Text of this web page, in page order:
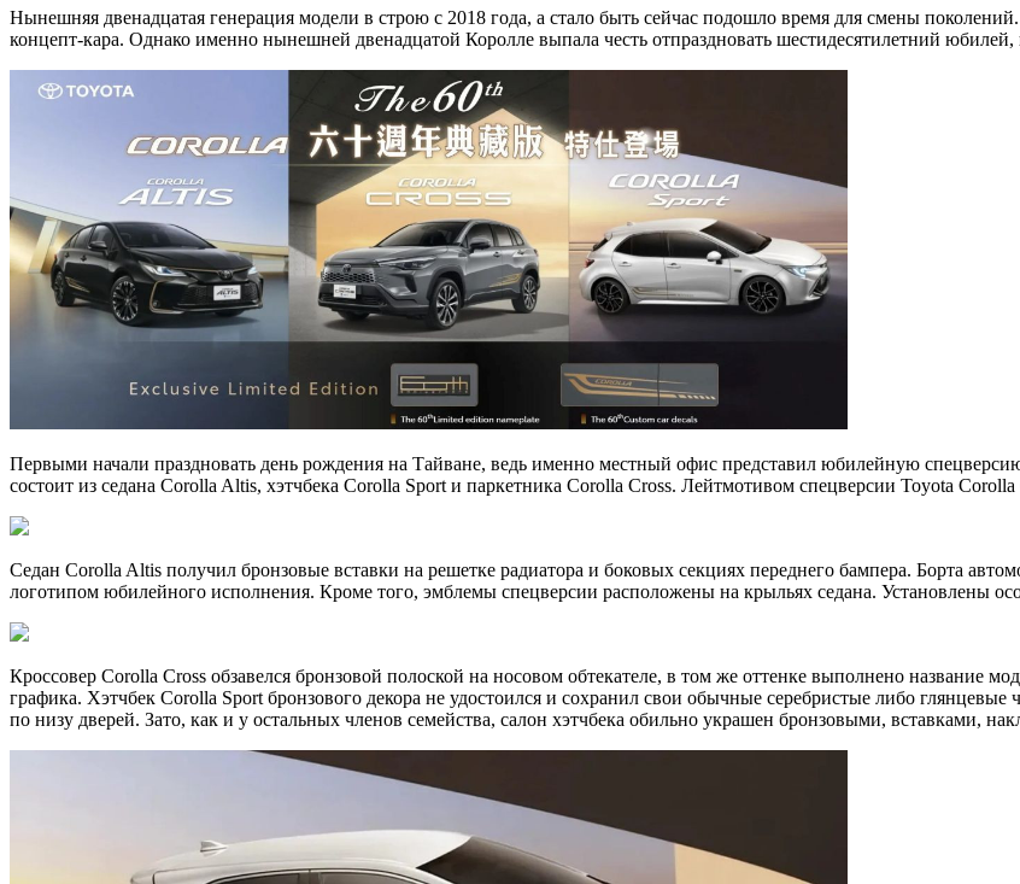
Нынешняя двенадцатая генерация модели в строю с 2018 года, а стало быть сейчас подошло время для смены
концепт-кара. Однако именно нынешней двенадцатой Королле выпала честь отпраздновать шестидесятилетний
Первыми начали праздновать день рождения на Тайване, ведь именно местный офис представил юбилейную
состоит из седана Corolla Altis, хэтчбека Corolla Sport и паркетника Corolla Cross. Лейтмотивом спецверсии Toyota
Седан Corolla Altis получил бронзовые вставки на решетке радиатора и боковых секциях переднего бампера. Борта
логотипом юбилейного исполнения. Кроме того, эмблемы спецверсии расположены на крыльях седана. Установлены
Кроссовер Corolla Cross обзавелся бронзовой полоской на носовом обтекателе, в том же оттенке выполнено название
графика. Хэтчбек Corolla Sport бронзового декора не удостоился и сохранил свои обычные серебристые либо
по низу дверей. Зато, как и у остальных членов семейства, салон хэтчбека обильно украшен бронзовыми, вставками,